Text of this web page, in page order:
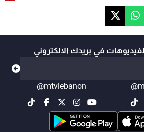
في بريدك الالكتروني
@mtvlebanon